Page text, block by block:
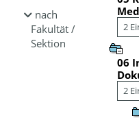
nach
Fakultät /
Sektion
2
06
2